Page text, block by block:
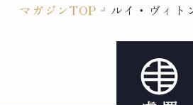
マガジンTOP ルイ・ヴィト